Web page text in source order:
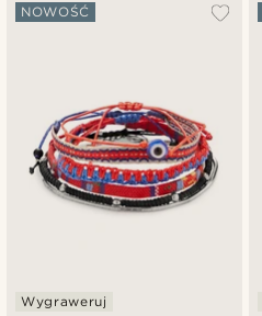
NOWOŚĆ
Wygraweruj